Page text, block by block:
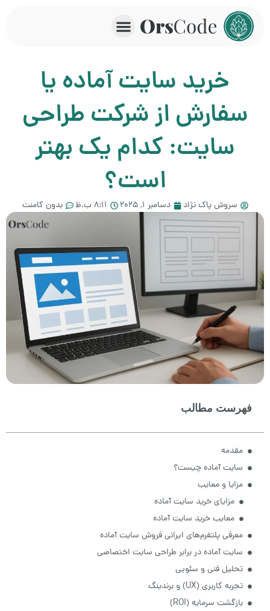
خرید سایت آماده یا
سفارش از شرکت طراحی
سایت: کدام یک بهتر
است؟
سروش پاک نژاد دسامبر 1, 2025 8:11 ب.ظ بدون کامنت
فهرست مطالب
مقدمه
سایت آماده چیست؟
مزایا و معایب
مزایای خرید سایت آماده
معایب خرید سایت آماده
معرفی پلتفرم‌های ایرانی فروش سایت آماده
سایت آماده در برابر طراحی سایت اختصاصی
تحلیل فنی و سئویی
تجربه کاربری (UX) و برندینگ
بازگشت سرمایه (ROI)